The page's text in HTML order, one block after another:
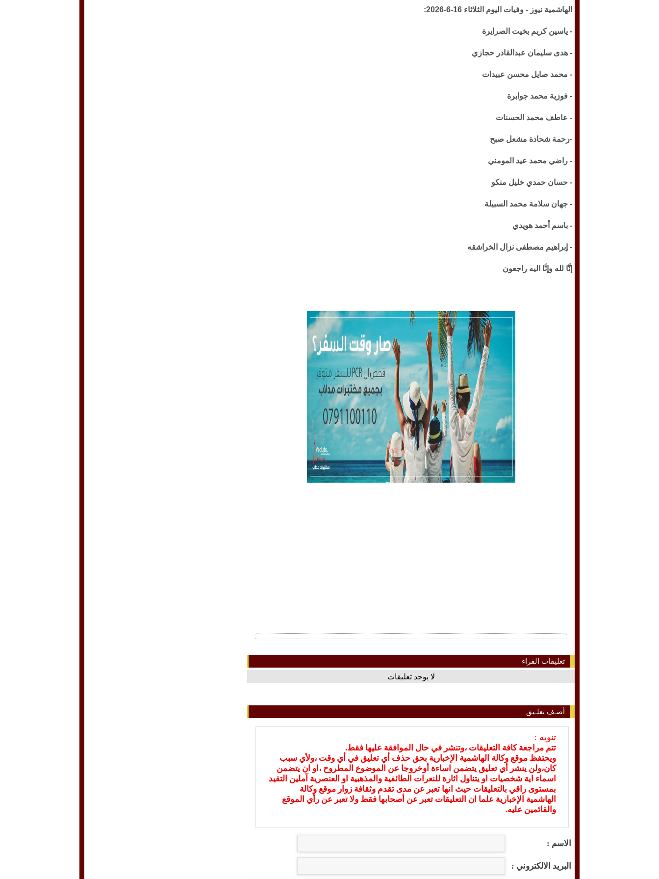
الهاشمية نيوز - وفيات اليوم الثلاثاء 16-6-2026:
- ياسين كريم بخيت الصرايرة
- هدى سليمان عبدالقادر حجازي
- محمد صايل محسن عبيدات
- فوزية محمد جوابرة
- عاطف محمد الحسنات
-رحمة شحادة مشعل صبح
- راضي محمد عيد المومني
- حسان حمدي خليل منكو
- جهان سلامة محمد السبيلة
- باسم أحمد هويدي
- إبراهيم مصطفى نزال الخراشقه
إنَّا لله وإنَّا اليه راجعون
تعليقات القراء
لا يوجد تعليقات
أضـف تعلـيق
تنويه :
تتم مراجعة كافة التعليقات ،وتنشر في حال الموافقة عليها فقط.
ويحتفظ موقع وكالة الهاشمية الإخبارية بحق حذف أي تعليق في أي وقت ،ولأي سبب
كان،ولن ينشر أي تعليق يتضمن اساءة أوخروجا عن الموضوع المطروح ،او ان يتضمن
اسماء اية شخصيات او يتناول اثارة للنعرات الطائفية والمذهبية او العنصرية آملين التقيد
بمستوى راقي بالتعليقات حيث انها تعبر عن مدى تقدم وثقافة زوار موقع وكالة
الهاشمية الإخبارية علما ان التعليقات تعبر عن أصحابها فقط ولا تعبر عن رأي الموقع
والقائمين عليه.
الاسم :
البريد الالكتروني :